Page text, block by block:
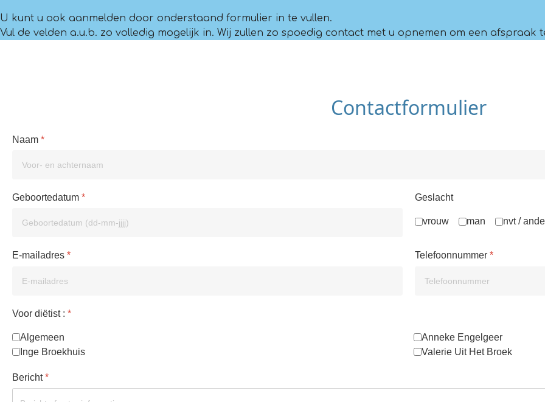
U kunt u ook aanmelden door onderstaand formulier in te vullen.
Vul de velden a.u.b. zo volledig mogelijk in. Wij zullen zo spoedig contact met u opnemen om een afspraak
Contactformulier
Naam *
Geboortedatum * Geslacht
vrouw man nvt /
E-mailadres * Telefoonnummer *
Voor diëtist : *
Algemeen
Anneke Engelgeer
Inge Broekhuis
Valerie Uit Het Broek
Bericht*